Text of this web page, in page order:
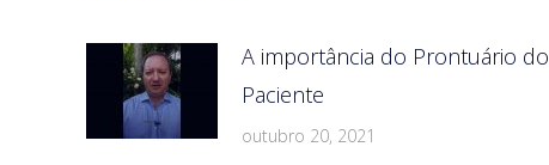
A importância do Prontuário do
Paciente
outubro 20, 2021